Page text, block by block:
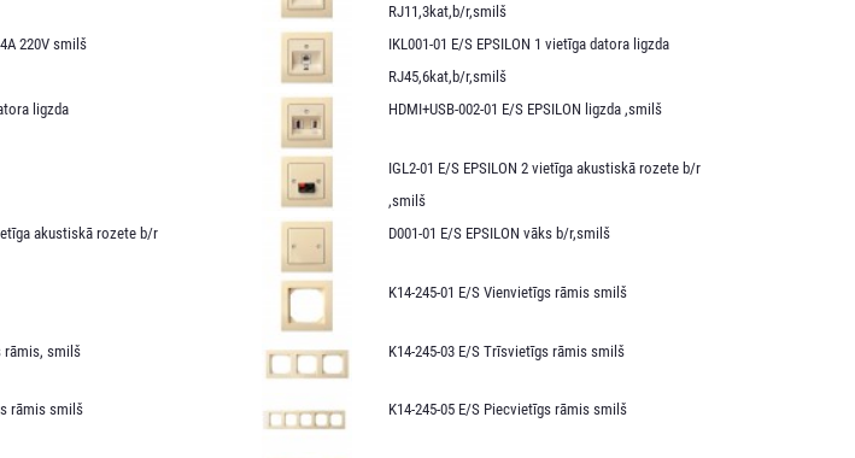
RJ11,3kat,b/r,smilš
220V smilš
IKL001-01 E/S EPSILON 1 vietīga datora ligzda
RJ45,6kat,b/r,smilš
ligzda
HDMI+USB-002-01 E/S EPSILON ligzda ,smilš
IGL2-01 E/S EPSILON 2 vietīga akustiskā rozete b/r
,smilš
akustiskā rozete b/r
D001-01 E/S EPSILON vāks b/r,smilš
K14-245-01 E/S Vienvietīgs rāmis smilš
rāmis, smilš K14-245-03 E/S Trīsvietīgs rāmis smilš
rāmis smilš K14-245-05 E/S Piecvietīgs rāmis smilš